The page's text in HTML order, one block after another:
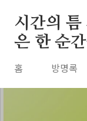
시간의 틈
은 한 순
홈 방명록